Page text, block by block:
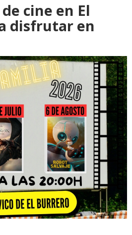
cine en El
disfrutar en